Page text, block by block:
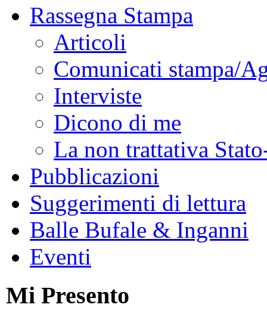
Rassegna Stampa
Articoli
Comunicati stampa/
Interviste
Dicono di me
La non trattativa
Pubblicazioni
Suggerimenti di lettura
Balle Bufale & Inganni
Eventi
Mi Presento